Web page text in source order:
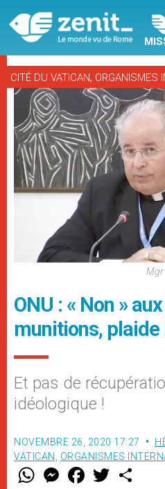
CITÉ DU VATICAN, ORGANISMES
Mgr
ONU : « Non »
munitions,
Et pas de
idéologique !
NOVEMBRE 26, 2020 17:27
VATICAN , ORGANISMES
W M
e
F
a w